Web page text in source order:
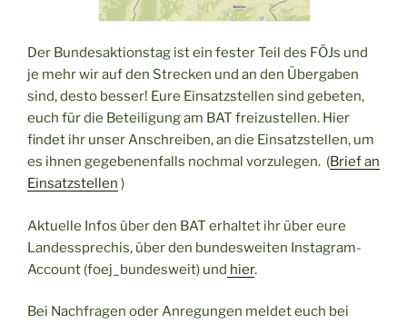
Der Bundesaktionstag ist ein fester Teil des FÖJs und
je mehr wir auf den Strecken und an den Übergaben
sind, desto besser! Eure Einsatzstellen sind gebeten,
euch für die Beteiligung am BAT freizustellen. Hier
findet ihr unser Anschreiben, an die Einsatzstellen, um
es ihnen gegebenenfalls nochmal vorzulegen. (Brief an
Einsatzstellen )
Aktuelle Infos über den BAT erhaltet ihr über eure
Landessprechis, über den bundesweiten Instagram-
Account (foej_bundesweit) und hier.
Bei Nachfragen oder Anregungen meldet euch bei